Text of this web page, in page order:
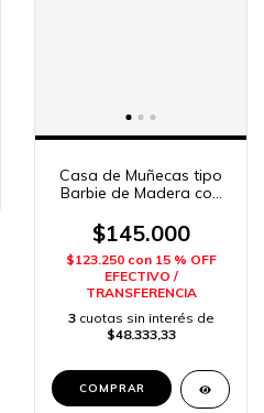
Casa de Muñecas tipo
Barbie de Madera con
$145.000
$123.250 con 15 % OFF
EFECTIVO /
TRANSFERENCIA
3 cuotas sin interés de
$48.333,33